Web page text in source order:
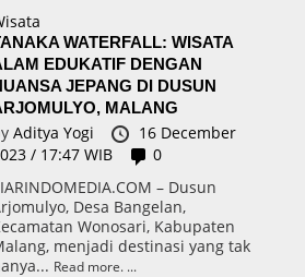
WATERFALL: WISATA
EDUKATIF DENGAN
JEPANG DI DUSUN
MALANG
Aditya Yogi
16 December
/ 17:47 WIB
0
– Dusun
Desa Bangelan,
Wonosari, Kabupaten
menjadi destinasi yang tak
Read more.